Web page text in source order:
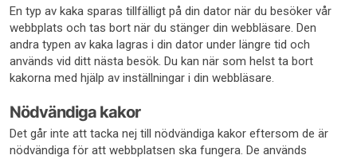
En typ av kaka sparas tillfälligt på din dator när du besöker vår
webbplats och tas bort när du stänger din webbläsare. Den
andra typen av kaka lagras i din dator under längre tid och
används vid ditt nästa besök. Du kan när som helst ta bort
kakorna med hjälp av inställningar i din webbläsare.
Nödvändiga kakor
Det går inte att tacka nej till nödvändiga kakor eftersom de är
nödvändiga för att webbplatsen ska fungera. De används